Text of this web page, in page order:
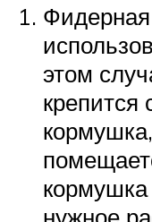
этом
крепится